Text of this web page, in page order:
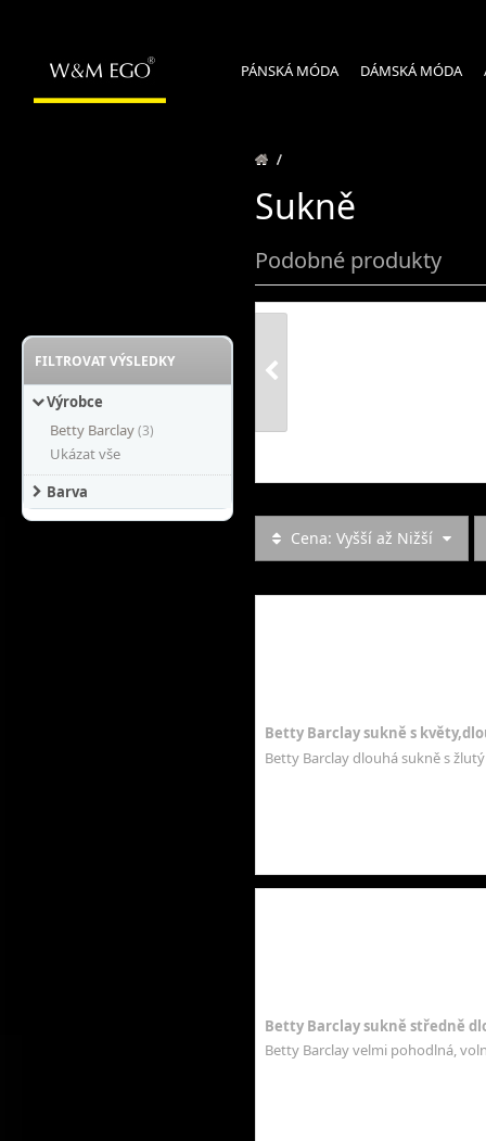
PÁNSKÁ MÓDA DÁMSKÁ MÓDA
FILTROVAT VÝSLEDKY
Výrobce
Betty Barclay(3)
Ukázat vše
Barva
/
Sukně
Podobné produkty
Cena: Vyšší až Nižší
Betty Barclay sukně s
Betty Barclay dlouhá sukně s
Betty Barclay sukně středně
Betty Barclay velmi pohodlná,